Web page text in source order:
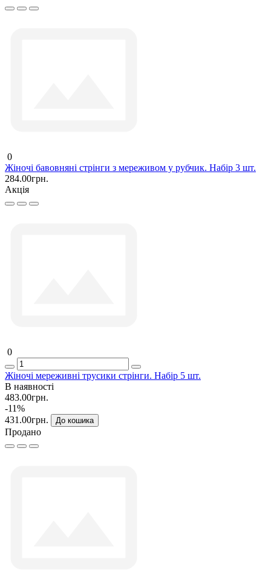
0
Жіночі бавовняні стрінги з мереживом у рубчик. Набір 3 шт.
284.00грн.
Акція
0
Жіночі мереживні трусики стрінги. Набір 5 шт.
В наявності
483.00грн.
-11%
431.00грн.
До кошика
Продано